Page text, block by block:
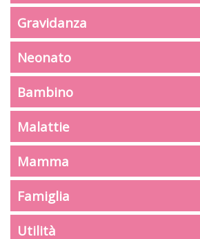
Gravidanza
Neonato
Bambino
Malattie
Mamma
Famiglia
Utilità